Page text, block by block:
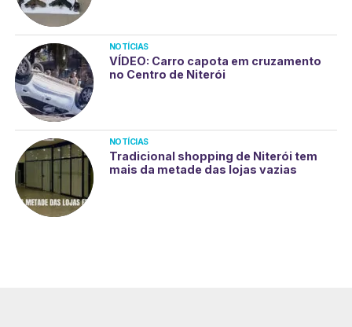
NOTÍCIAS
VÍDEO: Carro capota em cruzamento
no Centro de Niterói
NOTÍCIAS
Tradicional shopping de Niterói tem
mais da metade das lojas vazias